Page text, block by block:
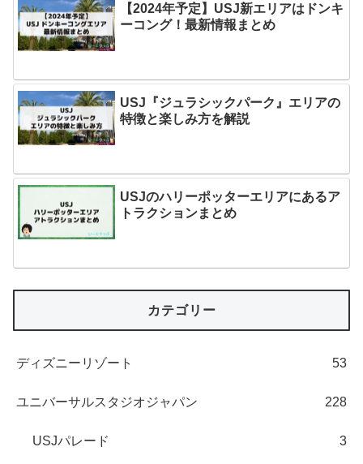
【2024年予定】USJ新エリアはドンキ
ーコング！最新情報まとめ
USJ『ジュラシックパーク』エリアの
特徴と楽しみ方を解説
USJのハリーポッターエリアにあるア
トラクションまとめ
カテゴリー
ディズニーリゾート 53
ユニバーサルスタジオジャパン 228
USJパレード 3